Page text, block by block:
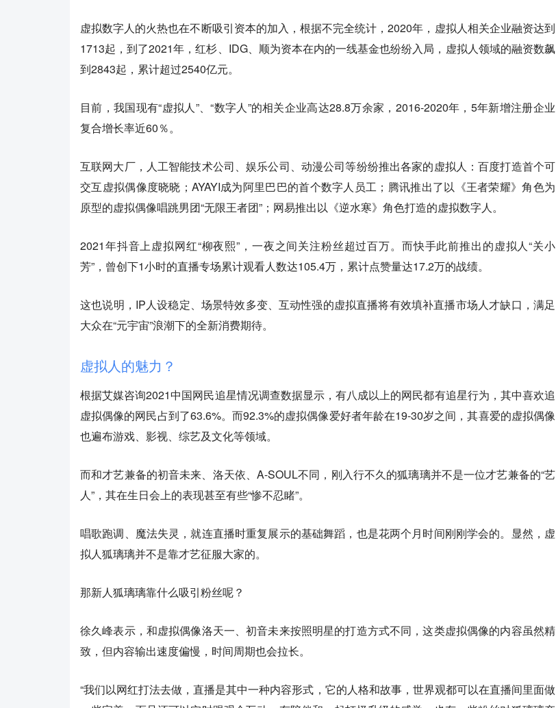
虚拟数字人的火热也在不断吸引资本的加入，根据不完全统计，2020年，虚拟人相关企业融资达到
1713起，到了2021年，红杉、IDG、顺为资本在内的一线基金也纷纷入局，虚拟人领域的融资数飙
到2843起，累计超过2540亿元。
目前，我国现有“虚拟人”、“数字人”的相关企业高达28.8万余家，2016-2020年，5年新增注册企业
复合增长率近60％。
互联网大厂，人工智能技术公司、娱乐公司、动漫公司等纷纷推出各家的虚拟人：百度打造首个可
交互虚拟偶像度晓晓；AYAYI成为阿里巴巴的首个数字人员工；腾讯推出了以《王者荣耀》角色为
原型的虚拟偶像唱跳男团“无限王者团”；网易推出以《逆水寒》角色打造的虚拟数字人。
2021年抖音上虚拟网红“柳夜熙”，一夜之间关注粉丝超过百万。而快手此前推出的虚拟人“关小
芳”，曾创下1小时的直播专场累计观看人数达105.4万，累计点赞量达17.2万的战绩。
这也说明，IP人设稳定、场景特效多变、互动性强的虚拟直播将有效填补直播市场人才缺口，满足
大众在“元宇宙”浪潮下的全新消费期待。
虚拟人的魅力？
根据艾媒咨询2021中国网民追星情况调查数据显示，有八成以上的网民都有追星行为，其中喜欢追
虚拟偶像的网民占到了63.6%。而92.3%的虚拟偶像爱好者年龄在19-30岁之间，其喜爱的虚拟偶像
也遍布游戏、影视、综艺及文化等领域。
而和才艺兼备的初音未来、洛天依、A-SOUL不同，刚入行不久的狐璃璃并不是一位才艺兼备的“艺
人”，其在生日会上的表现甚至有些“惨不忍睹”。
唱歌跑调、魔法失灵，就连直播时重复展示的基础舞蹈，也是花两个月时间刚刚学会的。显然，虚
拟人狐璃璃并不是靠才艺征服大家的。
那新人狐璃璃靠什么吸引粉丝呢？
徐久峰表示，和虚拟偶像洛天一、初音未来按照明星的打造方式不同，这类虚拟偶像的内容虽然精
致，但内容输出速度偏慢，时间周期也会拉长。
“我们以网红打法去做，直播是其中一种内容形式，它的人格和故事，世界观都可以在直播间里面做